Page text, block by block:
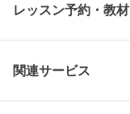
レッスン予約・教材
関連サービス